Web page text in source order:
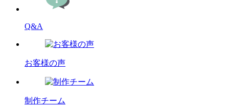
Q&A
お客様の声
制作チーム